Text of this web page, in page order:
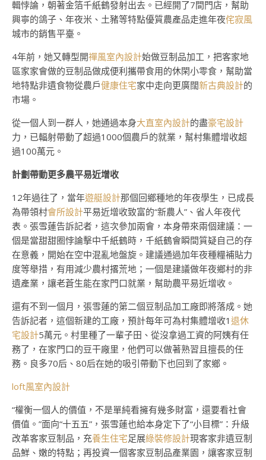
輯悖論，朝著金箔千紙鶴發射出去。已經開了7間門店，幫助
興寧的鴿子、年夜米、土豬等特點優質農產品走進年夜侘寂風
城市的銷售平臺。
4年前，她又轉型開禪風室內設計始做豆制品加工，把客家地
區家家會做的豆制品做成便利攜帶食用的休閑小零食，幫助當
地特點非遺食物從農戶健康住宅家中走向更廣闊新古典設計的
市場。
從一個人到一群人，她通過本身大直室內設計的盡豪宅設計
力，已輻射帶動了超過1000個農戶的就業，幫村集體增收超
過100萬元。
計劃帶動更多農平易近增收
12年過往了，當年遊艇設計那個回鄉種地的年夜學生，已成長
為帶領村會所設計平易近增收致富的“新農人”、省人年夜代
表。張雪蓮告訴記者，這次參加兩會，本身帶來兩個建議：一
個是當甜甜圈悖論擊中千紙鶴時，千紙鶴會瞬間質疑自己的存
在意義，開始在空中混亂地盤旋。建議通過加年夜種糧補貼力
度等舉措，有用減少農村撂荒地；一個是建議做年夜鄉村的非
遺產業，讓老蒼生能在家門口就業，幫助農平易近增收。
還有不到一個月，張雪蓮的第二個豆制品加工廠即將落成。她
告訴記者，這個新建的工廠，預計每年可為村集體增收1 退休
宅設計5萬元。村里種了一輩子田、從沒拿過工資的阿姨有任
務了，在家門口的豆干廠里，他們可以做著熟習且擅長的任
務。良多70后、80后在她的吸引帶動下也回到了家鄉。
loft風室內設計
“權衡一個人的價值，不是單純看擁有幾多財富，還要看社會
價值。”面向“十五五”，張雪蓮也給本身定下了“小目標”：升級
改革客家豆制品，充養生住宅足展綠裝修設計現客家非遺豆制
品鮮、嫩的特點；再投資一個客家豆制品產業園，讓客家豆制